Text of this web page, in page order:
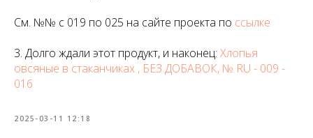
См. №№ с 019 по 025 на сайте проекта по ссылке
3. Долго ждали этот продукт, и наконец: Хлопья
овсяные в стаканчиках , БЕЗ ДОБАВОК, № RU - 009 -
016
2025-03-11 12:18